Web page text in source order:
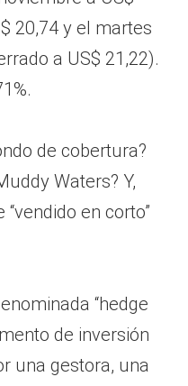
20,74 y el martes
a US$ 21,22).
de cobertura?
Waters? Y,
en corto”
“hedge
de inversión
una gestora, una